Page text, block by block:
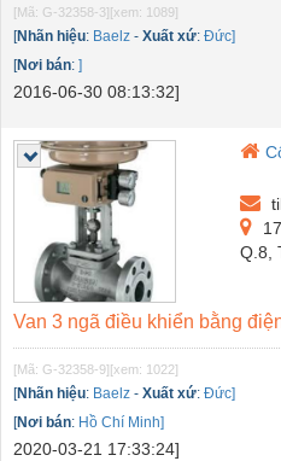
[Mã: G-32358-3][xem: 1089]
[Nhãn hiệu: Baelz - Xuất xứ: Đức]
[Nơi bán: ]
2016-06-30 08:13:32]
Q.8,
Van 3 ngã điều khiển bằng
[Mã: G-32358-9][xem: 1022]
[Nhãn hiệu: Baelz - Xuất xứ: Đức]
[Nơi bán: Hồ Chí Minh]
2020-03-21 17:33:24]